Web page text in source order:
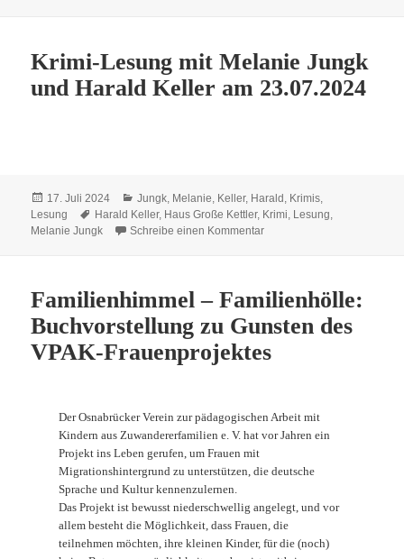
Krimi-Lesung mit Melanie Jungk
und Harald Keller am 23.07.2024
Veröffentlicht
am
17. Juli 2024 Kategorien
Jungk, Melanie, Keller, Harald , Krimis,
Lesung
Schlagwörter
Harald Keller, Haus Große Kettler, Krimi, Lesung,
Melanie Jungk
Schreibe einen Kommentarzu Krimi-Lesung mit
Familienhimmel – Familienhölle:
Buchvorstellung zu Gunsten des
VPAK-Frauenprojektes
Der Osnabrücker Verein zur pädagogischen Arbeit mit
Kindern aus Zuwandererfamilien e. V. hat vor Jahren ein
Projekt ins Leben gerufen, um Frauen mit
Migrationshintergrund zu unterstützen, die deutsche
Sprache und Kultur kennenzulernen.
Das Projekt ist bewusst niederschwellig angelegt, und vor
allem besteht die Möglichkeit, dass Frauen, die
teilnehmen möchten, ihre kleinen Kinder, für die (noch)